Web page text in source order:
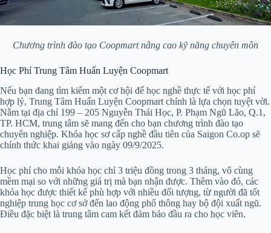
Chương trình đào tạo Coopmart nâng cao kỹ năng chuyên môn
Học Phí Trung Tâm Huấn Luyện Coopmart
Nếu bạn đang tìm kiếm một cơ hội để học nghề thực tế với học phí
hợp lý, Trung Tâm Huấn Luyện Coopmart chính là lựa chọn tuyệt vời.
Nằm tại địa chỉ 199 – 205 Nguyễn Thái Học, P. Phạm Ngũ Lão, Q.1,
TP. HCM, trung tâm sẽ mang đến cho bạn chương trình đào tạo
chuyên nghiệp. Khóa học sơ cấp nghề đầu tiên của Saigon Co.op sẽ
chính thức khai giảng vào ngày 09/9/2025.
Học phí cho mỗi khóa học chỉ 3 triệu đồng trong 3 tháng, vô cùng
mềm mại so với những giá trị mà bạn nhận được. Thêm vào đó, các
khóa học được thiết kế phù hợp với nhiều đối tượng, từ người đã tốt
nghiệp trung học cơ sở đến lao động phổ thông hay bộ đội xuất ngũ.
Điều đặc biệt là trung tâm cam kết đảm bảo đầu ra cho học viên.